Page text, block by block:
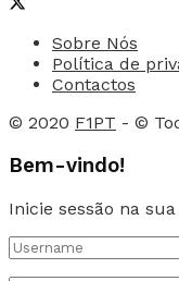
Sobre Nós
Política de
Contactos
© 2020 F1PT - ©
Bem-vindo!
Inicie sessão na